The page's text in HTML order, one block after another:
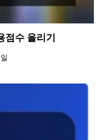
점수 올리기